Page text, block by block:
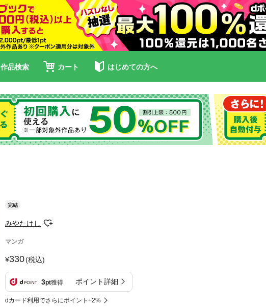
作品検索 カート はじめての方へ
完結
みやたけし
マンガ
330(税込)
3pt獲得 ポイント詳細
dカード利用でさらにポイント+2%